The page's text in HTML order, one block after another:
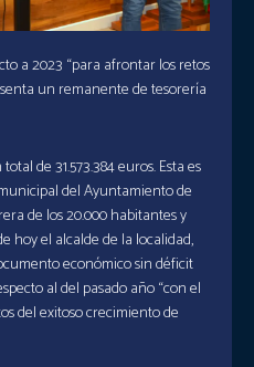
a 2023 “para afrontar los retos
un remanente de tesorería
de 31.573.384 euros. Esta es
del Ayuntamiento de
de los 20.000 habitantes y
hoy el alcalde de la localidad,
económico sin déficit
al del pasado año “con el
del exitoso crecimiento de